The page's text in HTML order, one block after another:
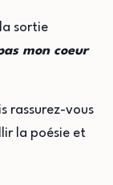
sortie
mon coeur
rassurez-vous
la poésie et